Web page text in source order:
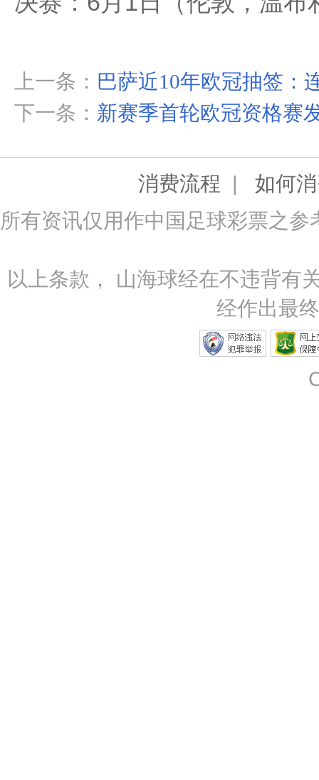
上一条： 巴萨近10年欧冠抽签：
下一条： 新赛季首轮欧冠资格赛
消费流程 | 如何
所有资讯仅用作中国足球彩票之
以上条款， 山海球经在不违背有
经作出最